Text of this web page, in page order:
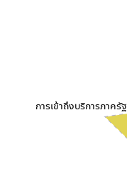
การเข้าถึงบริการภาครัฐ